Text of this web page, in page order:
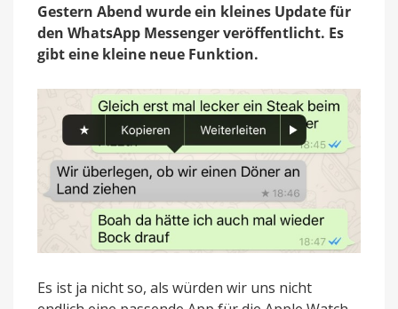
Gestern Abend wurde ein kleines Update für
den WhatsApp Messenger veröffentlicht. Es
gibt eine kleine neue Funktion.
Es ist ja nicht so, als würden wir uns nicht